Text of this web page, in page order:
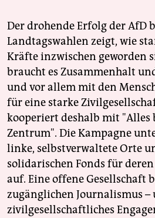
Der drohende Erfolg der AfD
Landtagswahlen zeigt, wie
Kräfte inzwischen geworden
braucht es Zusammenhalt
und vor allem mit den
für eine starke
kooperiert deshalb mit
Zentrum". Die Kampagne
linke, selbstverwaltete Orte
solidarischen Fonds für
auf. Eine offene Gesellschaft
zugänglichen Journalismus –
zivilgesellschaftliches